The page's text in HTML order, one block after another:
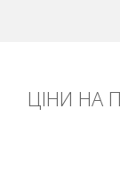
ЦІНИ НА